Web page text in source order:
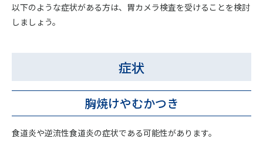
以下のような症状がある方は、胃カメラ検査を受けることを検討
しましょう。
症状
胸焼けやむかつき
食道炎や逆流性食道炎の症状である可能性があります。